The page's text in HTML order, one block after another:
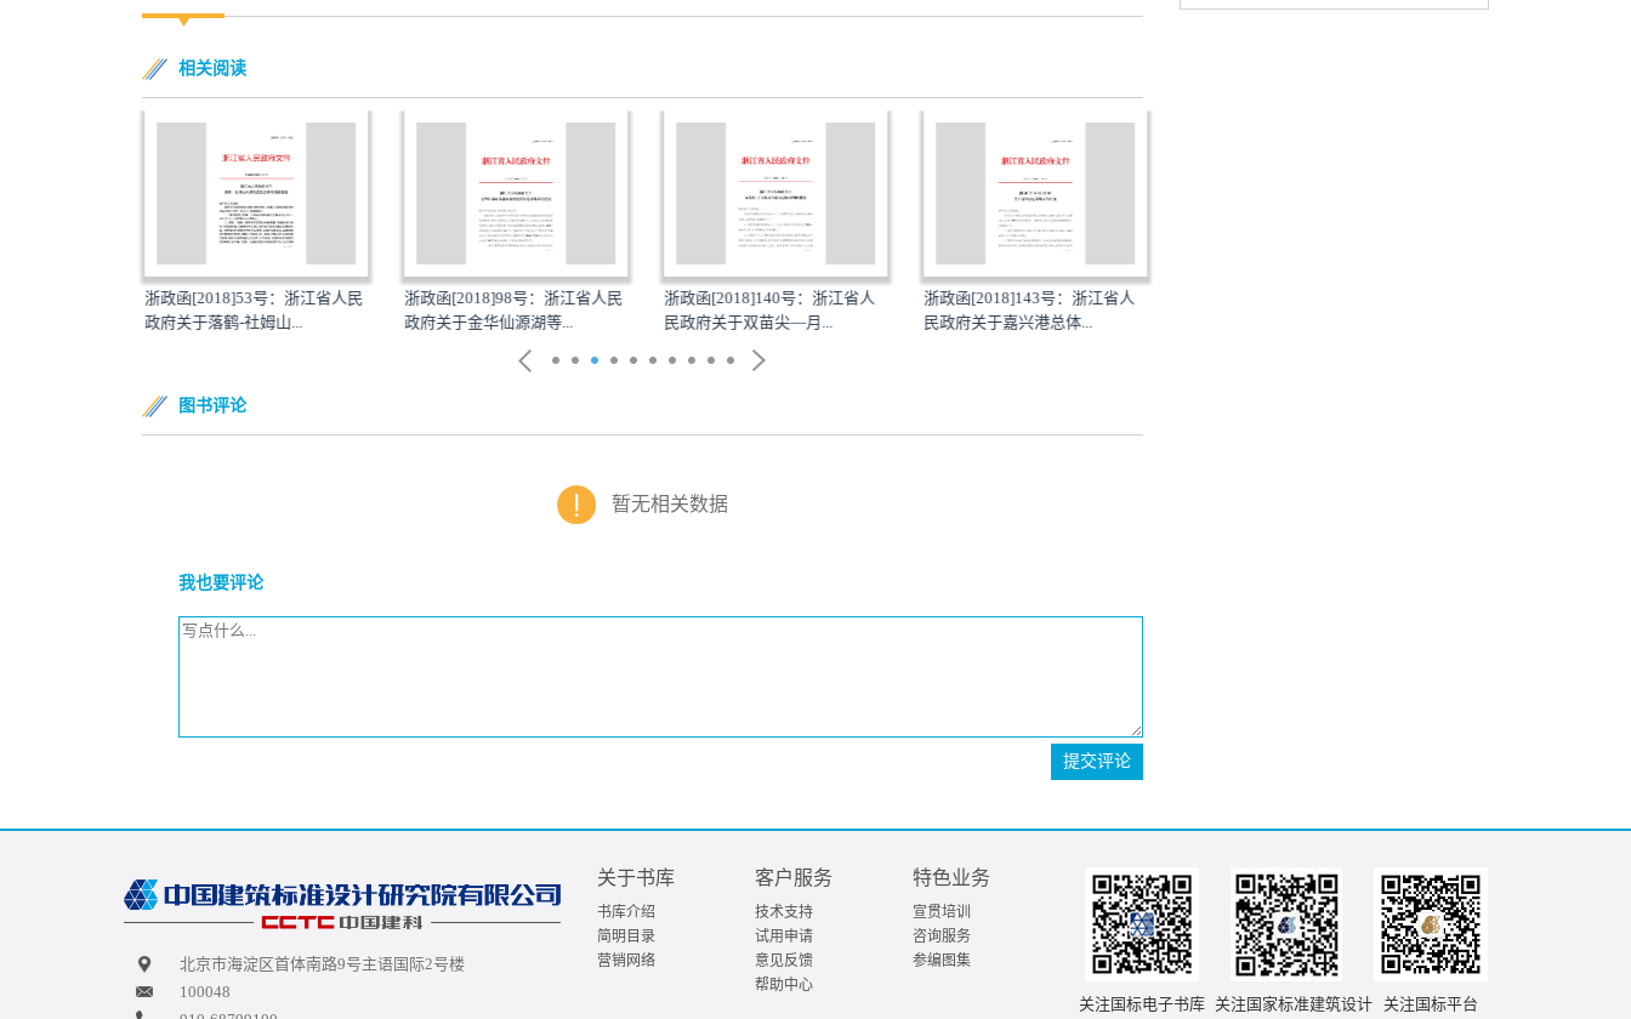
相关阅读
浙政函[2018]53号：浙江省人民
政府关于落鹤-社姆山...
浙政函[2018]98号：浙江省人民
政府关于金华仙源湖等...
浙政函[2018]140号：浙江省人
民政府关于双苗尖—月...
浙政函[2018]143号：浙江省人
民政府关于嘉兴港总体...
图书评论
暂无相关数据
我也要评论
提交评论
北京市海淀区首体南路9号主语国际2号楼
100048
关于书库
书库介绍
简明目录
营销网络
客户服务
技术支持
试用申请
意见反馈
帮助中心
特色业务
宣贯培训
咨询服务
参编图集
关注国标电子书库 关注国家标准建筑设计 关注国标平台